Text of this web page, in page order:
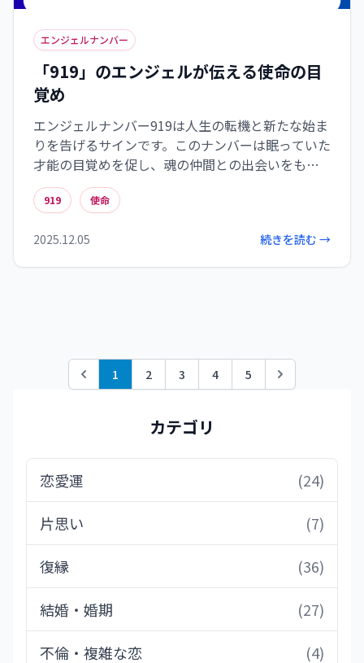
エンジェルナンバー
「919」のエンジェルが伝える使命の目
覚め
エンジェルナンバー919は人生の転機と新たな始ま
りを告げるサインです。このナンバーは眠っていた
才能の目覚めを促し、魂の仲間との出会いをもた
らします。919のメッセージを受け取ったら、直感
を信じ、小さな一歩から行動することで、本来の
字に気づいたら、それは偶然ではなく、あなたの
魂への重要なメッセージかもしれません。
919 使命
2025.12.05 続きを読む →
Previous
1 2 3 4 5 Next
カテゴリ
恋愛運 (24)
片思い (7)
復縁 (36)
結婚・婚期 (27)
不倫・複雑な恋 (4)